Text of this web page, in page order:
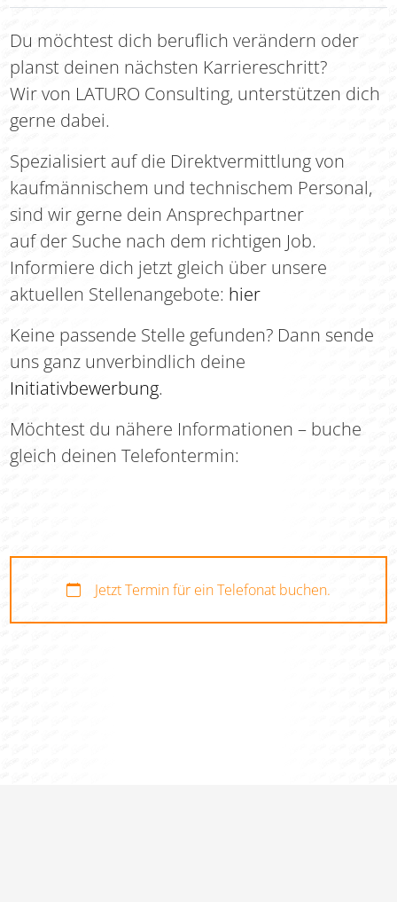
Du möchtest dich beruflich verändern oder
planst deinen nächsten Karriereschritt?
Wir von LATURO Consulting, unterstützen dich
gerne dabei.
Spezialisiert auf die Direktvermittlung von
kaufmännischem und technischem Personal,
sind wir gerne dein Ansprechpartner
auf der Suche nach dem richtigen Job.
Informiere dich jetzt gleich über unsere
aktuellen Stellenangebote: hier
Keine passende Stelle gefunden? Dann sende
uns ganz unverbindlich deine
Initiativbewerbung.
Möchtest du nähere Informationen – buche
gleich deinen Telefontermin:
Jetzt Termin für ein Telefonat buchen.